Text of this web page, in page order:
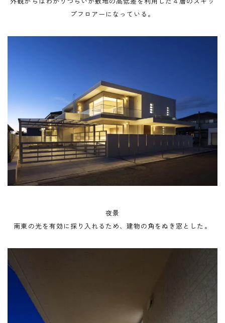
プフロアーになっている。
夜景
南東の光を有効に採り入れるため、建物の角をぬき窓とした。